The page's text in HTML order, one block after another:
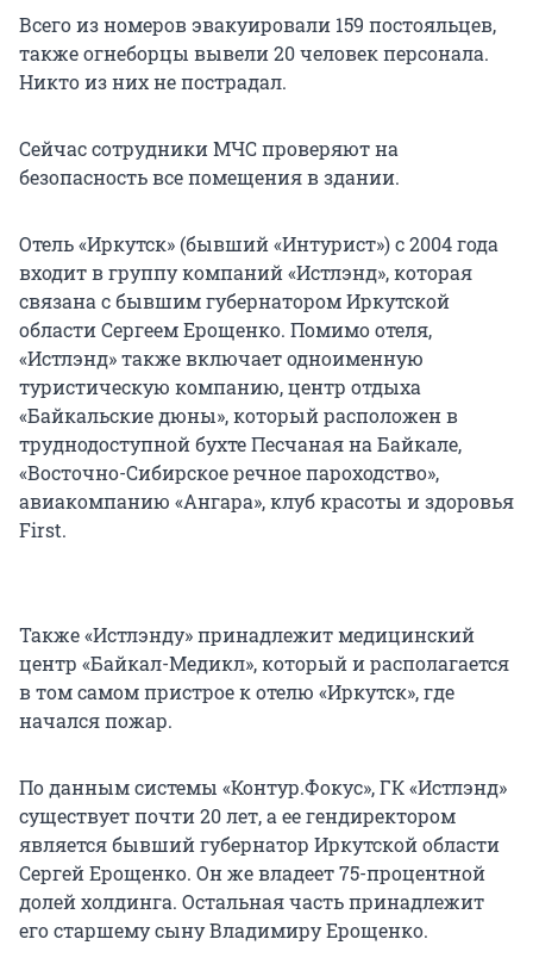
Всего из номеров эвакуировали 159 постояльцев,
также огнеборцы вывели 20 человек персонала.
Никто из них не пострадал.
Сейчас сотрудники МЧС проверяют на
безопасность все помещения в здании.
Отель «Иркутск» (бывший «Интурист») с 2004 года
входит в группу компаний «Истлэнд», которая
связана с бывшим губернатором Иркутской
области Сергеем Ерощенко. Помимо отеля,
«Истлэнд» также включает одноименную
туристическую компанию, центр отдыха
«Байкальские дюны», который расположен в
труднодоступной бухте Песчаная на Байкале,
«Восточно-Сибирское речное пароходство»,
авиакомпанию «Ангара», клуб красоты и здоровья
First.
Также «Истлэнду» принадлежит медицинский
центр «Байкал-Медикл», который и располагается
в том самом пристрое к отелю «Иркутск», где
начался пожар.
По данным системы «Контур.Фокус», ГК «Истлэнд»
существует почти 20 лет, а ее гендиректором
является бывший губернатор Иркутской области
Сергей Ерощенко. Он же владеет 75-процентной
долей холдинга. Остальная часть принадлежит
его старшему сыну Владимиру Ерощенко.